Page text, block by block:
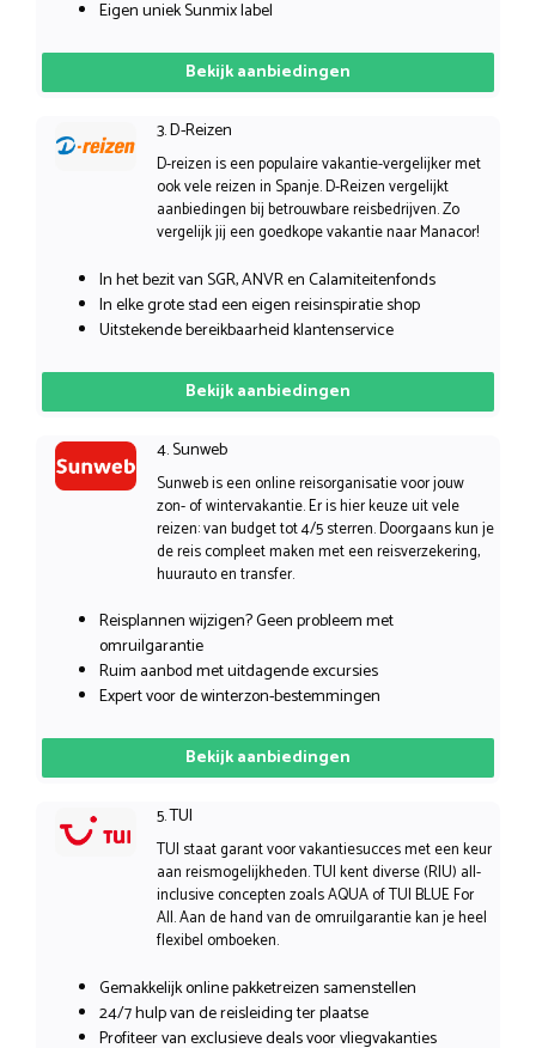
Eigen uniek Sunmix label
Bekijk aanbiedingen
3. D-Reizen
D-reizen is een populaire vakantie-vergelijker met
ook vele reizen in Spanje. D-Reizen vergelijkt
aanbiedingen bij betrouwbare reisbedrijven. Zo
vergelijk jij een goedkope vakantie naar Manacor!
In het bezit van SGR, ANVR en Calamiteitenfonds
In elke grote stad een eigen reisinspiratie shop
Uitstekende bereikbaarheid klantenservice
Bekijk aanbiedingen
4. Sunweb
Sunweb is een online reisorganisatie voor jouw
zon- of wintervakantie. Er is hier keuze uit vele
reizen: van budget tot 4/5 sterren. Doorgaans kun je
de reis compleet maken met een reisverzekering,
huurauto en transfer.
Reisplannen wijzigen? Geen probleem met
omruilgarantie
Ruim aanbod met uitdagende excursies
Expert voor de winterzon-bestemmingen
Bekijk aanbiedingen
5. TUI
TUI staat garant voor vakantiesucces met een keur
aan reismogelijkheden. TUI kent diverse (RIU) all-
inclusive concepten zoals AQUA of TUI BLUE For
All. Aan de hand van de omruilgarantie kan je heel
flexibel omboeken.
Gemakkelijk online pakketreizen samenstellen
24/7 hulp van de reisleiding ter plaatse
Profiteer van exclusieve deals voor vliegvakanties